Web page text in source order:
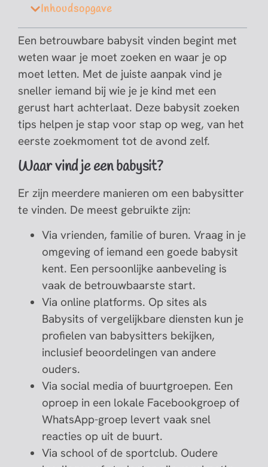
Inhoudsopgave
Een betrouwbare babysit vinden begint met
weten waar je moet zoeken en waar je op
moet letten. Met de juiste aanpak vind je
sneller iemand bij wie je je kind met een
gerust hart achterlaat. Deze babysit zoeken
tips helpen je stap voor stap op weg, van het
eerste zoekmoment tot de avond zelf.
Waar vind je een babysit?
Er zijn meerdere manieren om een babysitter
te vinden. De meest gebruikte zijn:
Via vrienden, familie of buren. Vraag in je
omgeving of iemand een goede babysit
kent. Een persoonlijke aanbeveling is
vaak de betrouwbaarste start.
Via online platforms. Op sites als
Babysits of vergelijkbare diensten kun je
profielen van babysitters bekijken,
inclusief beoordelingen van andere
ouders.
Via social media of buurtgroepen. Een
oproep in een lokale Facebookgroep of
WhatsApp-groep levert vaak snel
reacties op uit de buurt.
Via school of de sportclub. Oudere